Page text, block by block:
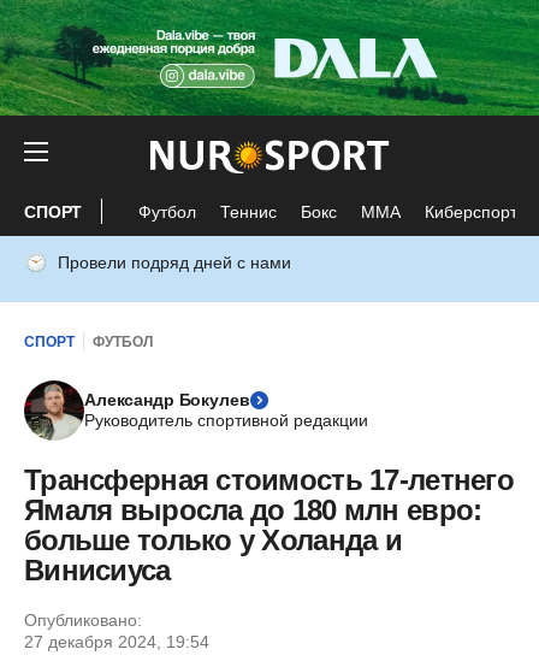
СПОРТ Футбол Теннис Бокс ММА Киберспорт
Провели подряд дней с нами
СПОРТ ФУТБОЛ
Александр Бокулев
Руководитель спортивной редакции
Трансферная стоимость 17-летнего
Ямаля выросла до 180 млн евро:
больше только у Холанда и
Винисиуса
Опубликовано:
27 декабря 2024, 19:54